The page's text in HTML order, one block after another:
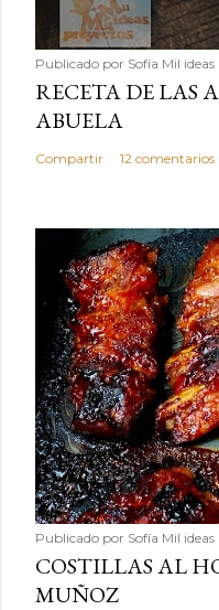
Publicado por Sofía Mil
RECETA DE LAS
ABUELA
Compartir 12 comentarios
Publicado por Sofía Mil
COSTILLAS AL
MUÑOZ